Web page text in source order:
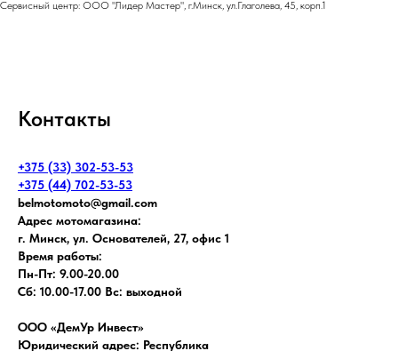
Сервисный центр: ООО "Лидер Мастер", г.Минск, ул.Глаголева, 45, корп.1
Контакты
+375 (33) 302-53-53
+375 (44) 702-53-53
belmotomoto@gmail.com
Адрес мотомагазина:
г. Минск, ул. Основателей, 27, офис 1
Время работы:
Пн-Пт: 9.00-20.00
Сб: 10.00-17.00 Вс: выходной
ООО «ДемУр Инвест»
Юридический адрес: Республика